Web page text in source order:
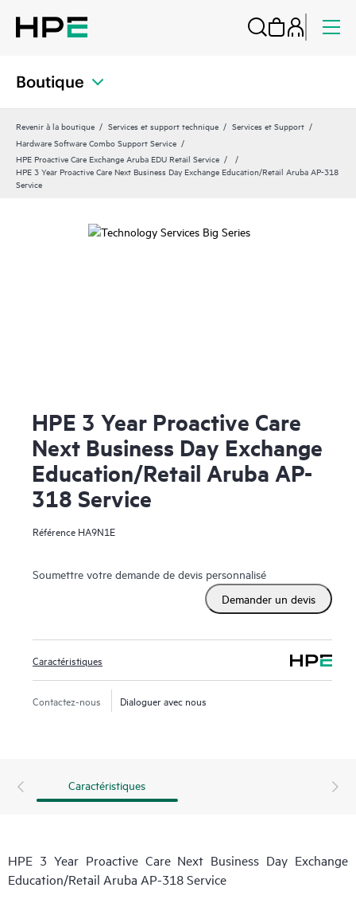
Boutique
Revenir à la boutique Services et support technique
Services et Support
Hardware Software Combo Support Service
HPE Proactive Care Exchange Aruba EDU Retail Service
HPE 3 Year Proactive Care Next Business Day Exchange Education/Retail Aruba AP-318
Service
HPE 3 Year Proactive Care
Next Business Day Exchange
Education/Retail Aruba AP-
318 Service
Référence HA9N1E
Soumettre votre demande de devis personnalisé
Demander un devis
Caractéristiques
Contactez-nous Dialoguer avec nous
Caractéristiques
HPE 3 Year Proactive Care Next Business Day Exchange
Education/Retail Aruba AP-318 Service